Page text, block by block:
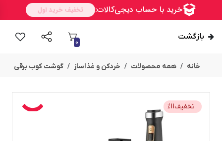
بازگشت
0
خانه همه محصولات خردکن و غذاساز گوشت کوب برقی
تخفیف %11